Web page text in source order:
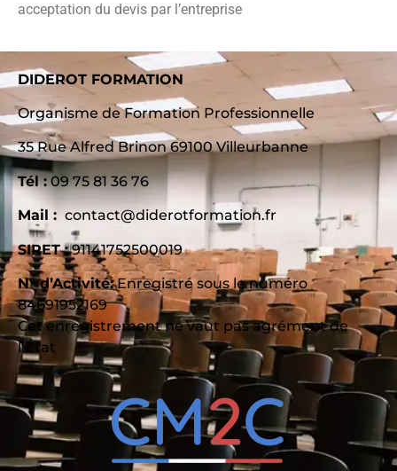
acceptation du devis par l’entreprise
DIDEROT FORMATION
Organisme de Formation Professionnelle
35 Rue Alfred Brinon 69100 Villeurbanne
Tél :09 75 81 36 76
Mail : contact@diderotformation.fr
SIRET :91141752500019
N° d’Activité:Enregistré sous le numéro
84691952169
Cet enregistrement ne vaut pas agrément de
l’État